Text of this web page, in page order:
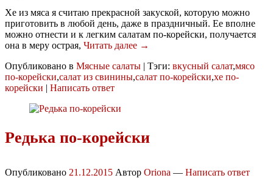
Хе из мяса я считаю прекрасной закуской, которую можно
приготовить в любой день, даже в праздничный. Ее вполне
можно отнести и к легким салатам по-корейски, получается
она в меру острая, Читать далее →
Опубликовано в Мясные салаты | Тэги: вкусный салат,мясо
по-корейски,салат из свинины,салат по-корейски,хе по-
корейски | Написать ответ
Редька по-корейски
Опубликовано 21.12.2015 Автор Oriona — Написать ответ